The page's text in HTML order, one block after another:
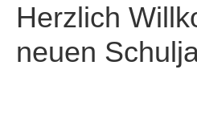
Herzlich
neuen